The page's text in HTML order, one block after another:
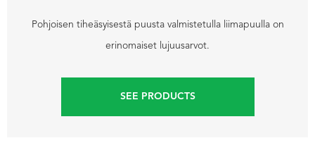
Pohjoisen tiheäsyisestä puusta valmistetulla liimapuulla on
erinomaiset lujuusarvot.
SEE PRODUCTS